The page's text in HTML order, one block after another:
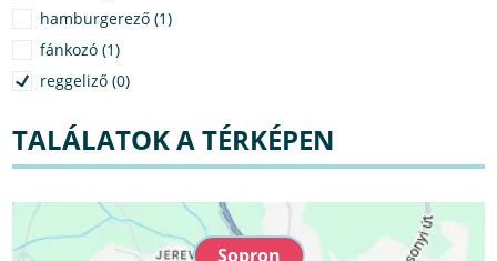
hamburgerező (1)
fánkozó (1)
reggeliző (0)
TALÁLATOK A TÉRKÉPEN
Sopron